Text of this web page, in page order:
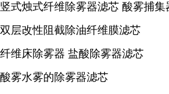
竖式烛式纤维除雾器滤芯 酸雾捕集
双层改性阻截除油纤维膜滤芯
纤维床除雾器 盐酸除雾器滤芯
酸雾水雾的除雾器滤芯